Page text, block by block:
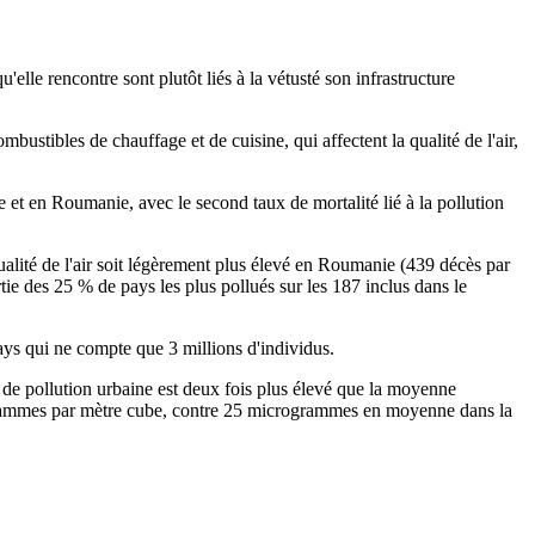
rencontre sont plutôt liés à la vétusté son infrastructure
de chauffage et de cuisine, qui affectent la qualité de l'air,
en Roumanie, avec le second taux de mortalité lié à la pollution
de l'air soit légèrement plus élevé en Roumanie (439 décès par
des 25 % de pays les plus pollués sur les 187 inclus dans le
qui ne compte que 3 millions d'individus.
pollution urbaine est deux fois plus élevé que la moyenne
par mètre cube, contre 25 microgrammes en moyenne dans la